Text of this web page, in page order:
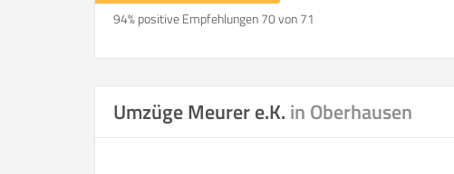
94% positive Empfehlungen 70 von 71
Umzüge Meurer e.K. in Oberhausen